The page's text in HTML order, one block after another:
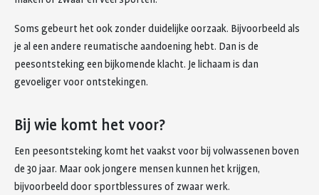
Soms gebeurt het ook zonder duidelijke oorzaak. Bijvoorbeeld als
je al een andere reumatische aandoening hebt. Dan is de
peesontsteking een bijkomende klacht. Je lichaam is dan
gevoeliger voor ontstekingen.
Bij wie komt het voor?
Een peesontsteking komt het vaakst voor bij volwassenen boven
de 30 jaar. Maar ook jongere mensen kunnen het krijgen,
bijvoorbeeld door sportblessures of zwaar werk.